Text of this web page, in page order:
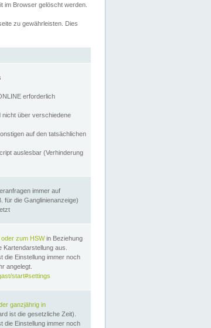
im Browser gelöscht werden.
zu gewährleisten. Dies
erforderlich
nicht über verschiedene
auf den tatsächlichen
auslesbar (Verhinderung
immer auf
für die Ganglinienanzeige)
zum HSWin Beziehung
aus.
die Einstellung immer noch
angelegt.
start#settings
ganzjährig in
ist die gesetzliche Zeit).
die Einstellung immer noch